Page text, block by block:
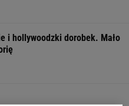
i hollywoodzki dorobek. Mało